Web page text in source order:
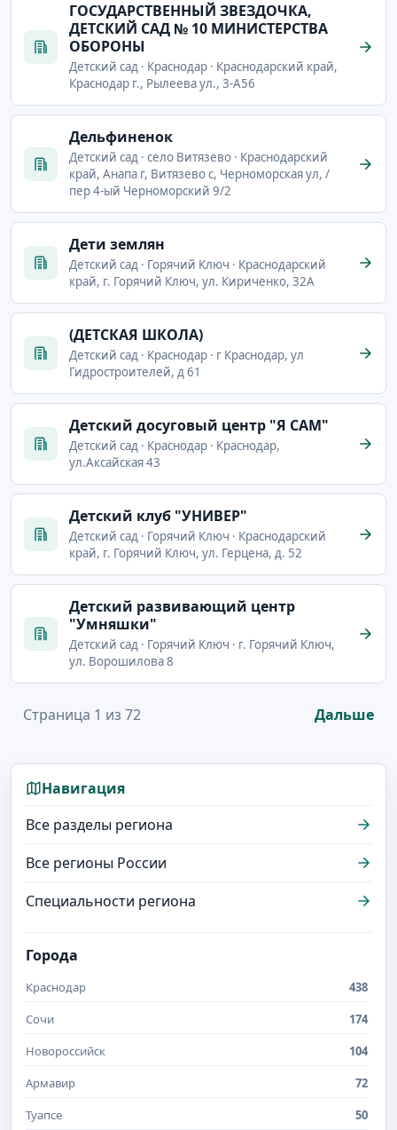
ГОСУДАРСТВЕННЫЙ ЗВЕЗДОЧКА,
ДЕТСКИЙ САД № 10 МИНИСТЕРСТВА
ОБОРОНЫ
Детский сад · Краснодар · Краснодарский край,
Краснодар г., Рылеева ул., 3-А56
Дельфиненок
Детский сад · село Витязево · Краснодарский
край, Анапа г, Витязево с, Черноморская ул, /
пер 4-ый Черноморский 9/2
Дети землян
Детский сад · Горячий Ключ · Краснодарский
край, г. Горячий Ключ, ул. Кириченко, 32А
(ДЕТСКАЯ ШКОЛА)
Детский сад · Краснодар · г Краснодар, ул
Гидростроителей, д 61
Детский досуговый центр "Я САМ"
Детский сад · Краснодар · Краснодар,
ул.Аксайская 43
Детский клуб "УНИВЕР"
Детский сад · Горячий Ключ · Краснодарский
край, г. Горячий Ключ, ул. Герцена, д. 52
Детский развивающий центр
"Умняшки"
Детский сад · Горячий Ключ · г. Горячий Ключ,
ул. Ворошилова 8
Страница 1 из 72 Дальше
Навигация
Все разделы региона
Все регионы России
Специальности региона
Города
Краснодар
438
Сочи
174
Новороссийск
104
Армавир
72
Туапсе
50